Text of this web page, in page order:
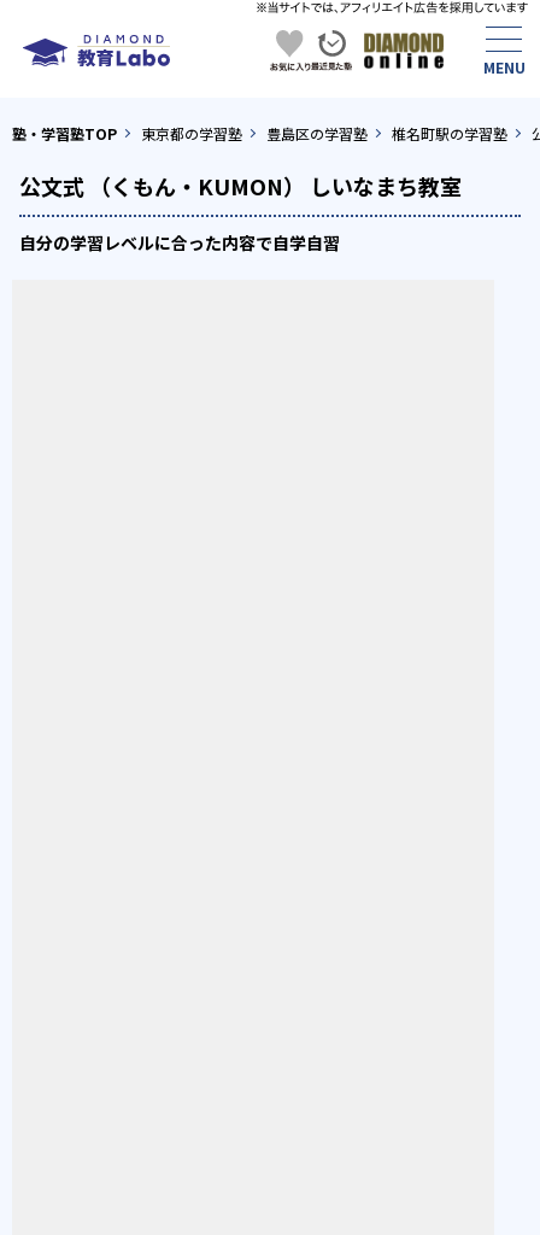
塾・学習塾TOP 東京都の学習塾 豊島区の学習塾 椎名町駅の学習塾
公文式 （くもん・KUMON） しいなまち教室
自分の学習レベルに合った内容で自学自習